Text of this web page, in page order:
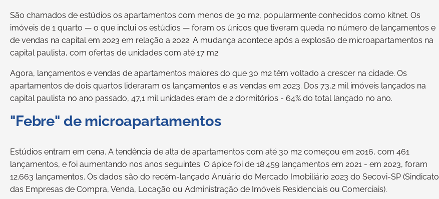
São chamados de estúdios os apartamentos com menos de 30 m2, popularmente conhecidos como kitnet. Os
imóveis de 1 quarto — o que inclui os estúdios — foram os únicos que tiveram queda no número de lançamentos e
de vendas na capital em 2023 em relação a 2022. A mudança acontece após a explosão de microapartamentos na
capital paulista, com ofertas de unidades com até 17 m2.
Agora, lançamentos e vendas de apartamentos maiores do que 30 m2 têm voltado a crescer na cidade. Os
apartamentos de dois quartos lideraram os lançamentos e as vendas em 2023. Dos 73,2 mil imóveis lançados na
capital paulista no ano passado, 47,1 mil unidades eram de 2 dormitórios - 64% do total lançado no ano.
"Febre" de microapartamentos
Estúdios entram em cena. A tendência de alta de apartamentos com até 30 m2 começou em 2016, com 461
lançamentos, e foi aumentando nos anos seguintes. O ápice foi de 18.459 lançamentos em 2021 - em 2023, foram
12.663 lançamentos. Os dados são do recém-lançado Anuário do Mercado Imobiliário 2023 do Secovi-SP (Sindicato
das Empresas de Compra, Venda, Locação ou Administração de Imóveis Residenciais ou Comerciais).